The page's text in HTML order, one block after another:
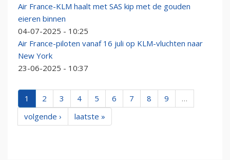
Air France-KLM haalt met SAS kip met de gouden
eieren binnen
04-07-2025 - 10:25
Air France-piloten vanaf 16 juli op KLM-vluchten naar
New York
23-06-2025 - 10:37
1 2 3 4 5 6 7 8 9
…
volgende ›
laatste »